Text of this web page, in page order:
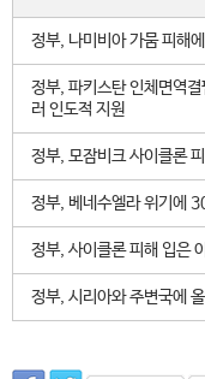
정부, 나미비아 가뭄 피해
정부, 파키스탄 인체면역
러 인도적 지원
정부, 모잠비크 사이클론
정부, 베네수엘라 위기에
정부, 사이클론 피해 입은
정부, 시리아와 주변국에